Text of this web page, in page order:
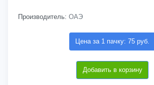
Производитель: ОАЭ
Цена за 1 пачку: 75 руб.
Добавить в корзину